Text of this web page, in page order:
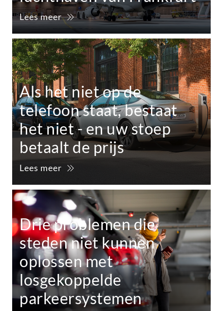
Lees meer
Als het niet op de
telefoon staat, bestaat
het niet - en uw stoep
betaalt de prijs
Lees meer
Drie problemen die
steden niet kunnen
oplossen met
losgekoppelde
parkeersystemen